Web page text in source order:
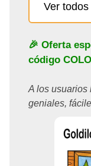
Ver
🎉 Oferta
código
A los usuarios
geniales,